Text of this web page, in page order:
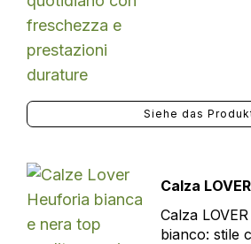
Siehe das
Calza
Calza
bianco: stile